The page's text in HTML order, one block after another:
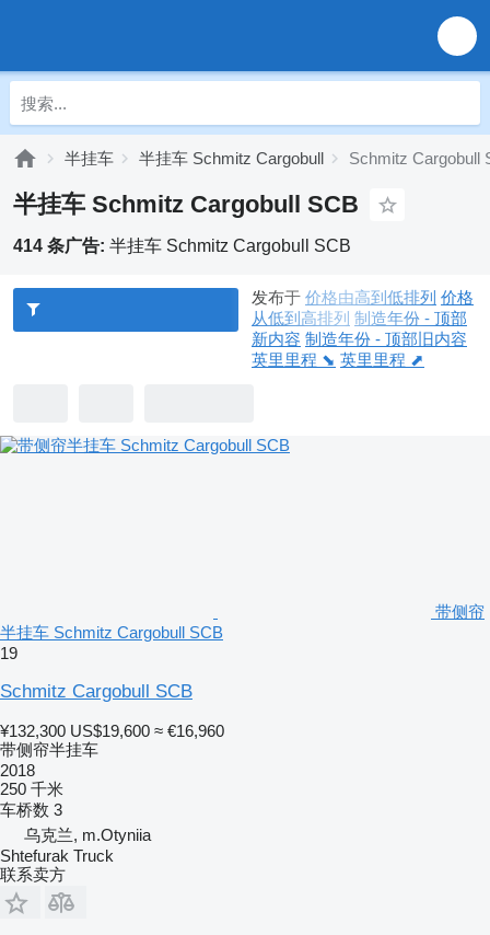
半挂车 半挂车 Schmitz Cargobull Schmitz Cargobull
半挂车 Schmitz Cargobull SCB
414 条广告: 半挂车 Schmitz Cargobull SCB
发布于 价格由高到低排列 价格
从低到高排列 制造年份 - 顶部
新内容 制造年份 - 顶部旧内容
英里里程 ⬊ 英里里程 ⬈
带侧帘
半挂车 Schmitz Cargobull SCB
19
Schmitz Cargobull SCB
¥132,300 US$19,600 ≈ €16,960
带侧帘半挂车
2018
250 千米
车桥数 3
乌克兰, m.Otyniia
Shtefurak Truck
联系卖方